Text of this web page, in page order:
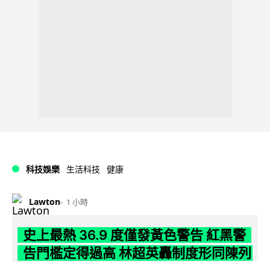
科技娛樂 生活科技 健康
Lawton 1 小時
史上最熱 36.9 度僅發黃色警告 紅黑警
告門檻定得過高 林超英轟制度形同陳列